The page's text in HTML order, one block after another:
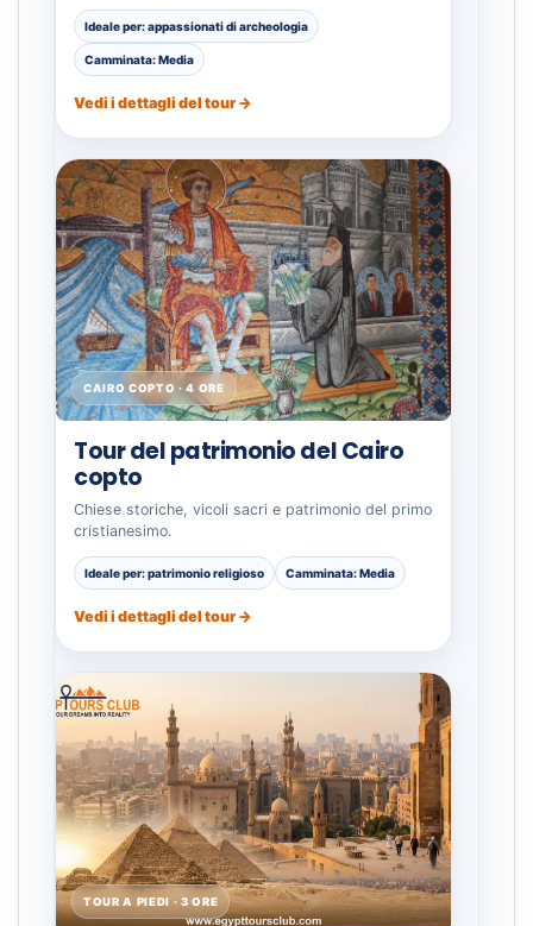
Ideale per: appassionati di archeologia
Camminata: Media
Vedi i dettagli del tour →
CAIRO COPTO · 4 ORE
Tour del patrimonio del Cairo
copto
Chiese storiche, vicoli sacri e patrimonio del primo
cristianesimo.
Ideale per: patrimonio religioso Camminata: Media
Vedi i dettagli del tour →
TOUR A PIEDI · 3 ORE